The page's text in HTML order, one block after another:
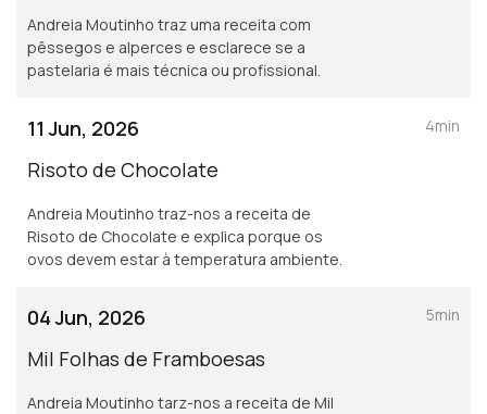
Andreia Moutinho traz uma receita com
pêssegos e alperces e esclarece se a
pastelaria é mais técnica ou profissional.
11 Jun, 2026
Risoto de Chocolate
Andreia Moutinho traz-nos a receita de
Risoto de Chocolate e explica porque os
ovos devem estar à temperatura ambiente.
4min
04 Jun, 2026
Mil Folhas de Framboesas
Andreia Moutinho tarz-nos a receita de Mil
5min